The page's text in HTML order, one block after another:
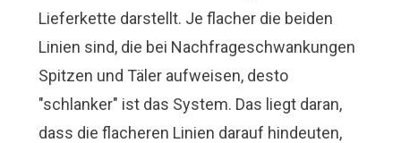
Lieferkette darstellt. Je flacher die beiden
Linien sind, die bei Nachfrageschwankungen
Spitzen und Täler aufweisen, desto
"schlanker" ist das System. Das liegt daran,
dass die flacheren Linien darauf hindeuten,